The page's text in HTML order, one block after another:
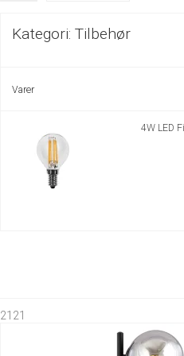
Kategori: Tilbehør
Varer
4W LED
2121